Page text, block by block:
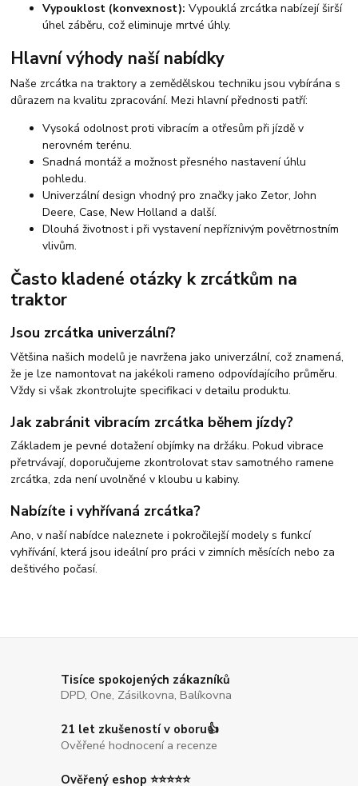
Vypouklost (konvexnost): Vypouklá zrcátka nabízejí širší
úhel záběru, což eliminuje mrtvé úhly.
Hlavní výhody naší nabídky
Naše zrcátka na traktory a zemědělskou techniku jsou vybírána s
důrazem na kvalitu zpracování. Mezi hlavní přednosti patří:
Vysoká odolnost proti vibracím a otřesům při jízdě v
nerovném terénu.
Snadná montáž a možnost přesného nastavení úhlu
pohledu.
Univerzální design vhodný pro značky jako Zetor, John
Deere, Case, New Holland a další.
Dlouhá životnost i při vystavení nepříznivým povětrnostním
vlivům.
Často kladené otázky k zrcátkům na
traktor
Jsou zrcátka univerzální?
Většina našich modelů je navržena jako univerzální, což znamená,
že je lze namontovat na jakékoli rameno odpovídajícího průměru.
Vždy si však zkontrolujte specifikaci v detailu produktu.
Jak zabránit vibracím zrcátka během jízdy?
Základem je pevné dotažení objímky na držáku. Pokud vibrace
přetrvávají, doporučujeme zkontrolovat stav samotného ramene
zrcátka, zda není uvolněné v kloubu u kabiny.
Nabízíte i vyhřívaná zrcátka?
Ano, v naší nabídce naleznete i pokročilejší modely s funkcí
vyhřívání, která jsou ideální pro práci v zimních měsících nebo za
deštivého počasí.
Tisíce spokojených zákazníků
DPD, One, Zásilkovna, Balíkovna
21 let zkušeností v oboru👍
Ověřené hodnocení a recenze
Ověřený eshop ⭐⭐⭐⭐⭐